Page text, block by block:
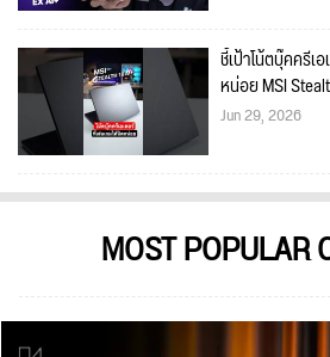
ชี้เป้าโน้ตบุ๊คครีเ
หน่อย MSI
Jun 29, 2026
MOST POPULAR